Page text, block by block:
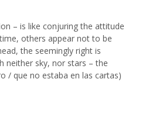
– is like conjuring the attitude
others appear not to be
the seemingly right is
neither sky, nor stars – the
/ que no estaba en las cartas)